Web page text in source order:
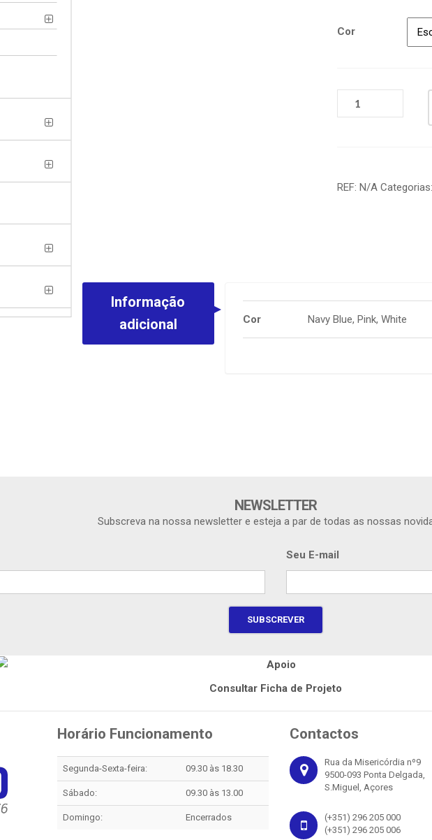
Cor
REF: N/A Categorias:
Informação
adicional
Cor Navy Blue, Pink, White
NEWSLETTER
Subscreva na nossa newsletter e esteja a par de todas as nossas
Seu E-mail
Consultar Ficha de Projeto
Horário Funcionamento
Segunda-Sexta-feira: 09.30 às 18.30
Sábado: 09.30 às 13.00
Domingo: Encerrados
Contactos
Rua da Misericórdia nº9
9500-093 Ponta Delgada,
S.Miguel, Açores
(+351) 296 205 000
(+351) 296 205 006